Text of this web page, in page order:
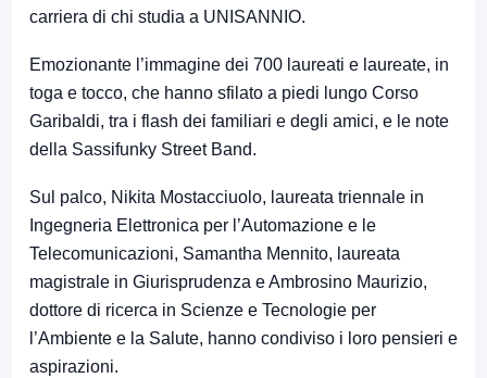
carriera di chi studia a UNISANNIO.
Emozionante l’immagine dei 700 laureati e laureate, in
toga e tocco, che hanno sfilato a piedi lungo Corso
Garibaldi, tra i flash dei familiari e degli amici, e le note
della Sassifunky Street Band.
Sul palco, Nikita Mostacciuolo, laureata triennale in
Ingegneria Elettronica per l’Automazione e le
Telecomunicazioni, Samantha Mennito, laureata
magistrale in Giurisprudenza e Ambrosino Maurizio,
dottore di ricerca in Scienze e Tecnologie per
l’Ambiente e la Salute, hanno condiviso i loro pensieri e
aspirazioni.